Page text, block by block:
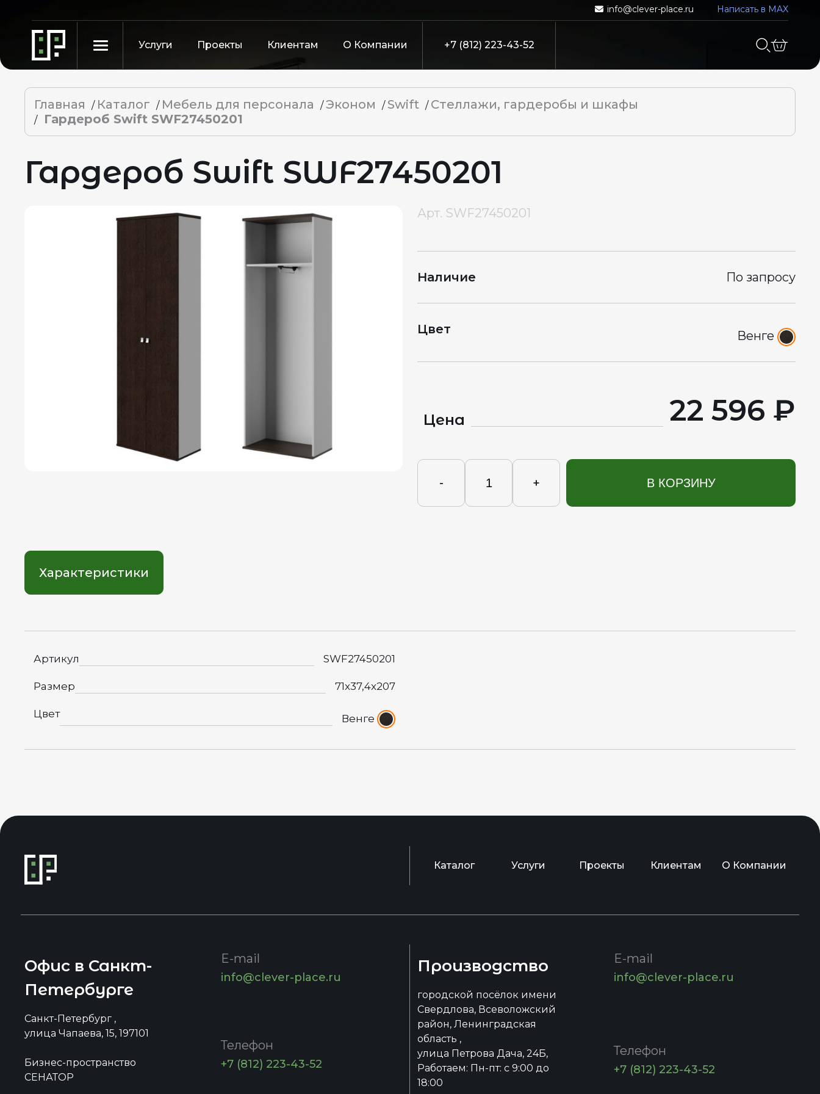
info@clever-place.ru Написать в MAX
Услуги Проекты Клиентам О Компании +7 (812) 223-43-52
Главная / Каталог / Мебель для персонала /Эконом / Swift / Стеллажи, гардеробы и шкафы
/ Гардероб Swift SWF27450201
Гардероб Swift SWF27450201
Арт. SWF27450201
Наличие По запросу
Цвет Венге
Цена 22 596 ₽
- + В КОРЗИНУ
Характеристики
Артикул SWF27450201
Размер 71x37,4x207
Цвет Венге
Каталог Услуги Проекты Клиентам О Компании
Офис в Санкт-
Петербурге
Санкт-Петербург ,
улица Чапаева, 15, 197101
Бизнес-пространство
СЕНАТОР
E-mail
info@clever-place.ru
Телефон
+7 (812) 223-43-52
Производство
городской посёлок имени
Свердлова, Всеволожский
район, Ленинградская
область ,
улица Петрова Дача, 24Б,
Работаем: Пн-пт: с 9:00 до
18:00
E-mail
info@clever-place.ru
Телефон
+7 (812) 223-43-52